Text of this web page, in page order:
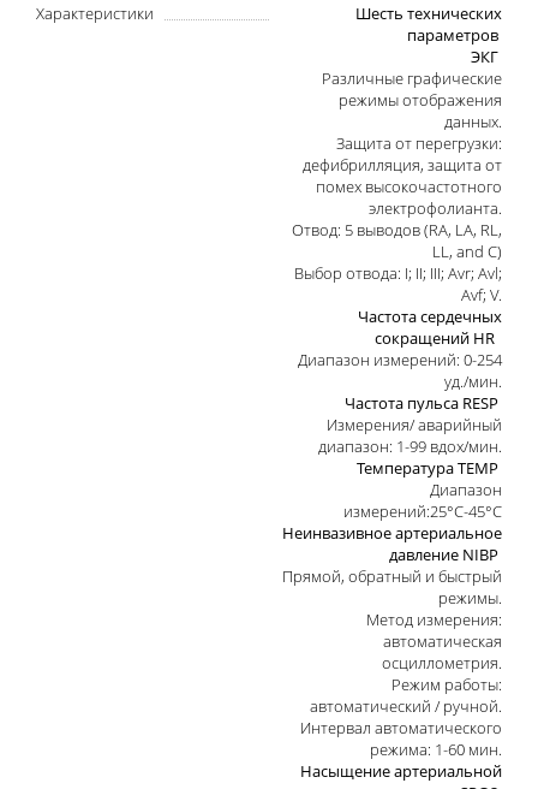
Характеристики
Шесть технических
параметров
ЭКГ
Различные графические
режимы отображения
данных.
Защита от перегрузки:
дефибрилляция, защита от
помех высокочастотного
электрофолианта.
Отвод: 5 выводов (RA, LA, RL,
LL, and C)
Выбор отвода: I; II; III; Avr; Avl;
Avf; V.
Частота сердечных
сокращений HR
Диапазон измерений: 0-254
уд./мин.
Частота пульса RESP
Измерения/ аварийный
диапазон: 1-99 вдох/мин.
Температура TEMP
Диапазон
измерений:25°С-45°С
Неинвазивное артериальное
давление NIBP
Прямой, обратный и быстрый
режимы.
Метод измерения:
автоматическая
осциллометрия.
Режим работы:
автоматический / ручной.
Интервал автоматического
режима: 1-60 мин.
Насыщение артериальной